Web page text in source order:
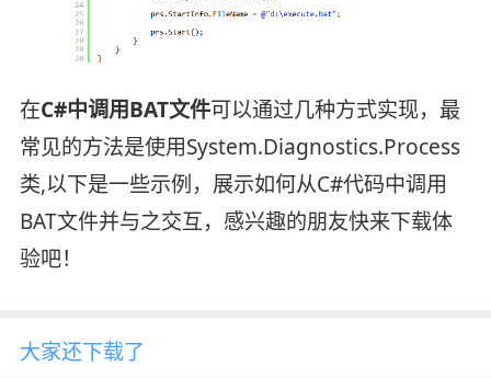
在C#中调用BAT文件可以通过几种方式实现，最
常见的方法是使用System.Diagnostics.Process
类,以下是一些示例，展示如何从C#代码中调用
BAT文件并与之交互，感兴趣的朋友快来下载体
验吧！
大家还下载了